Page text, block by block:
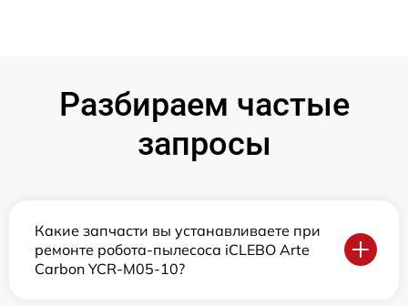
Разбираем частые
запросы
Какие запчасти вы устанавливаете при
ремонте робота-пылесоса iCLEBO Arte
Carbon YCR-M05-10?